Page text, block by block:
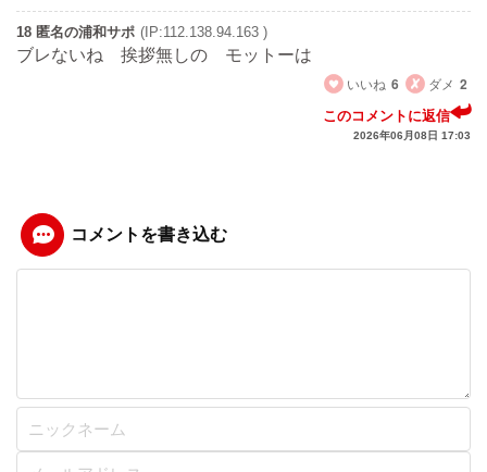
18 匿名の浦和サポ (IP:112.138.94.163 )
ブレないね 挨拶無しの モットーは
いいね 6 ダメ 2
このコメントに返信
2026年06月08日 17:03
コメントを書き込む